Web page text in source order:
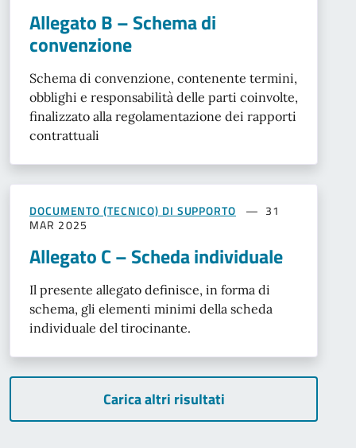
Allegato B – Schema di
convenzione
Schema di convenzione, contenente termini,
obblighi e responsabilità delle parti coinvolte,
finalizzato alla regolamentazione dei rapporti
contrattuali
DOCUMENTO (TECNICO) DI SUPPORTO
31
MAR 2025
Allegato C – Scheda individuale
Il presente allegato definisce, in forma di
schema, gli elementi minimi della scheda
individuale del tirocinante.
Carica altri risultati